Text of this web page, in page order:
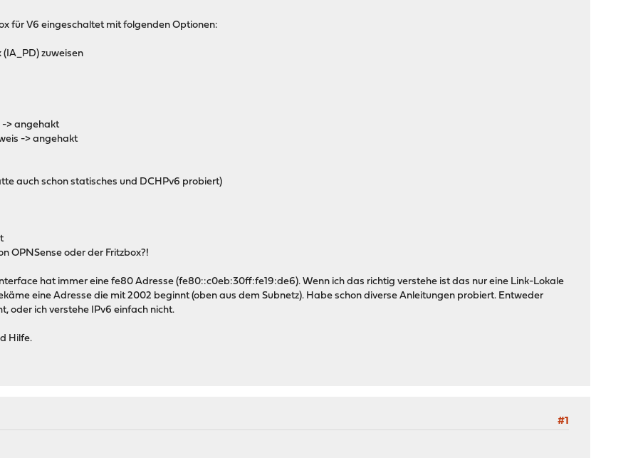
für V6 eingeschaltet mit folgenden Optionen:
zuweisen
-> angehakt
-> angehakt
auch schon statisches und DCHPv6 probiert)
OPNSense oder der Fritzbox?!
hat immer eine fe80 Adresse (fe80::c0eb:30ff:fe19:de6). Wenn ich das richtig verstehe ist das nur eine Link-Lokale
eine Adresse die mit 2002 beginnt (oben aus dem Subnetz). Habe schon diverse Anleitungen probiert. Entweder
oder ich verstehe IPv6 einfach nicht.
Hilfe.
#1